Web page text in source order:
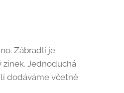
Zábradlí je
zinek. Jednoduchá
dodáváme včetně